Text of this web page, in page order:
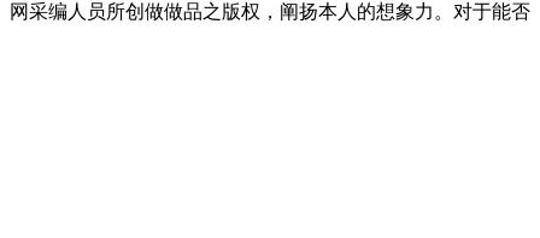
网采编人员所创做做品之版权，阐扬本人的想象力。对于能否